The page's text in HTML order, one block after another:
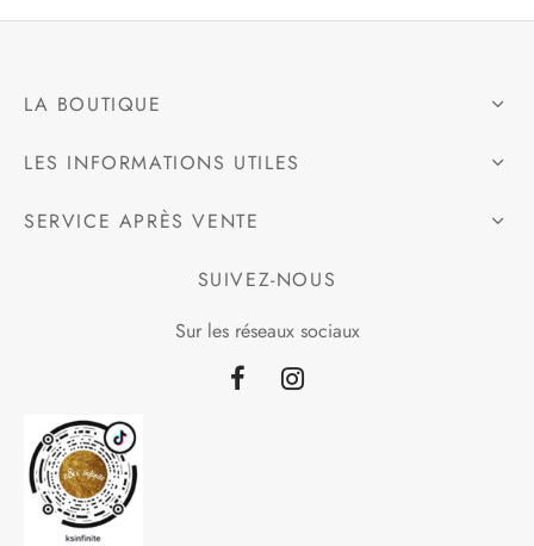
LA BOUTIQUE
LES INFORMATIONS UTILES
SERVICE APRÈS VENTE
SUIVEZ-NOUS
Sur les réseaux sociaux